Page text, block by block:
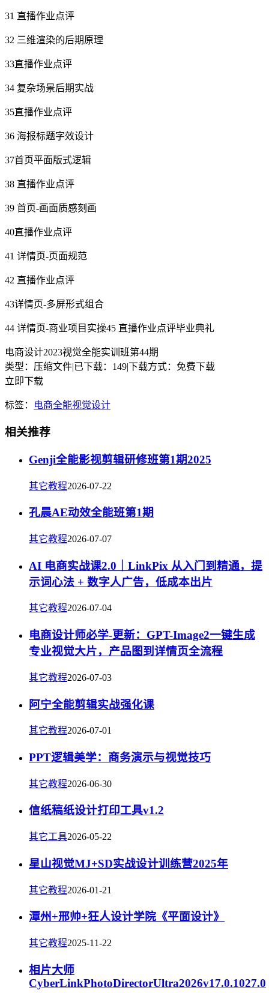
31 直播作业点评
32 三维渲染的后期原理
33直播作业点评
34 复杂场景后期实战
35直播作业点评
36 海报标题字效设计
37首页平面版式逻辑
38 直播作业点评
39 首页-画面质感刻画
40直播作业点评
41 详情页-页面规范
42 直播作业点评
43详情页-多屏形式组合
44 详情页-商业项目实操45 直播作业点评毕业典礼
电商设计2023视觉全能实训班第44期
类型：压缩文件|已下载：149|下载方式：免费下载
立即下载
标签： 电商全能视觉设计
相关推荐
Genji全能影视剪辑研修班第1期2025
其它教程2026-07-22
孔晨AE动效全能班第1期
其它教程2026-07-07
AI 电商实战课2.0｜LinkPix 从入门到精通，提
示词心法 + 数字人广告，低成本出片
其它教程2026-07-04
电商设计师必学-更新：GPT-Image2一键生成
专业视觉大片，产品图到详情页全流程
其它教程2026-07-03
阿宁全能剪辑实战强化课
其它教程2026-07-01
PPT逻辑美学：商务演示与视觉技巧
其它教程2026-06-30
信纸稿纸设计打印工具v1.2
其它工具2026-05-22
星山视觉MJ+SD实战设计训练营2025年
其它教程2026-01-21
潭州+邢帅+狂人设计学院《平面设计》
其它教程2025-11-22
相片大师
CyberLinkPhotoDirectorUltra2026v17.0.1027.0